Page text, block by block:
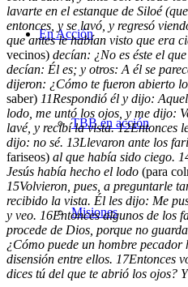
En Acción
TBB en acción
Misiones
lavarte en el estanque de Siloé
entonces, y se lavó, y regresó
que antes le habían visto que era
vecinos) decían: ¿No es éste el
decían: Él es; y otros: A él se
dijeron: ¿Cómo te fueron abierto
saber) 11Respondió él y dijo:
lodo, me untó los ojos, y me dijo:
lavé, y recibí la vista.12Entonces
dijo: no sé. 13Llevaron ante los
fariseos) al que había sido ciego.
Jesús había hecho el lodo (para
15Volvieron, pues, a preguntarle
recibido la vista. Él les dijo: Me
y veo. 16Entonces algunos de los
procede de Dios, porque no
¿Cómo puede un hombre pecador
disensión entre ellos. 17Entonces
dices tú del que te abrió los ojos?